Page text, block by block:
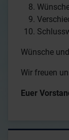
Wünsche
Wir freuen
Euer